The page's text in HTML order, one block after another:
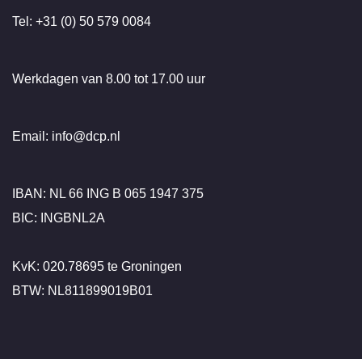
Tel: +31 (0) 50 579 0084
Werkdagen van 8.00 tot 17.00 uur
Email: info@dcp.nl
IBAN: NL 66 ING B 065 1947 375
BIC: INGBNL2A
KvK: 020.78695 te Groningen
BTW: NL811899019B01